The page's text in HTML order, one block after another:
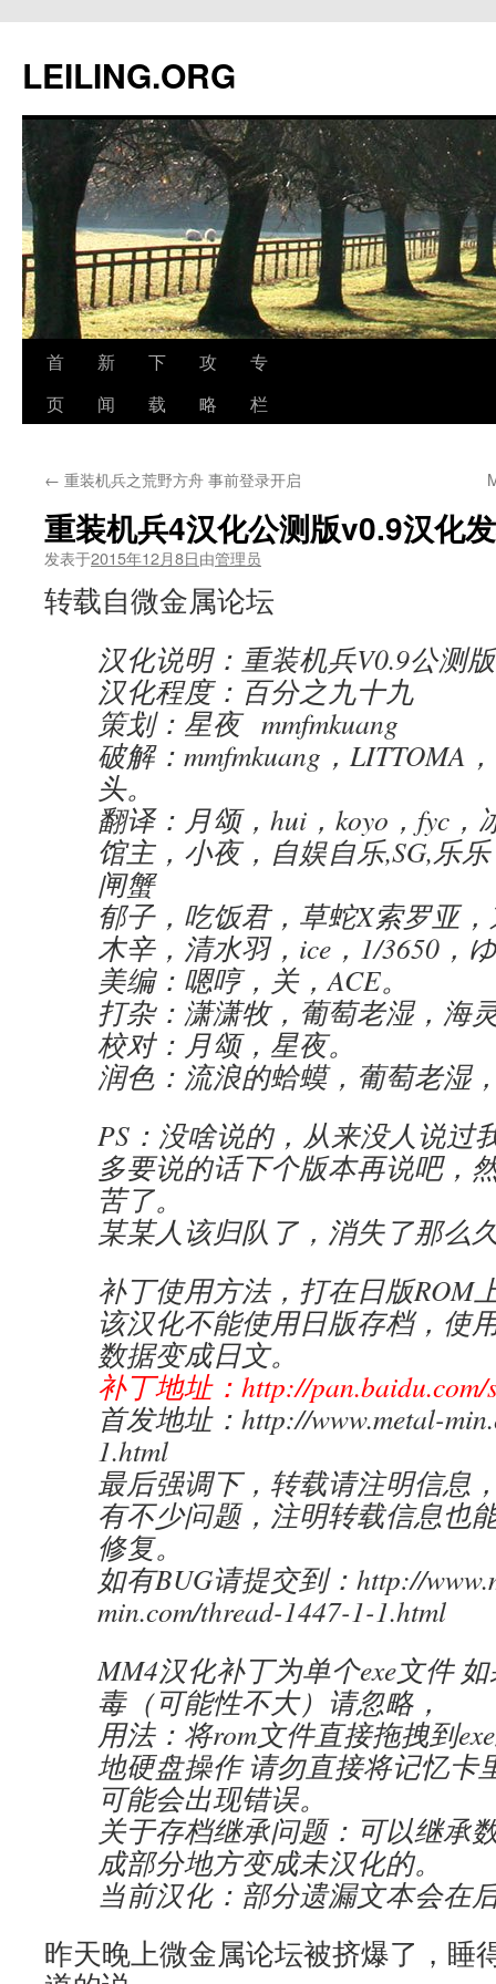
文
LEILING.ORG
首
页
新
闻
下
载
攻
略
专
栏
← 重装机兵之荒野方舟 事前登录开启
重装机兵4汉化公测版v0.9汉化
发表于2015年12月8日由管理员
转载自微金属论坛
汉化说明：重装机兵V0.9公测版
汉化程度：百分之九十九
策划：星夜 mmfmkuang
破解：mmfmkuang，LITTOMA
头。
翻译：月颂，hui，koyo，fyc，
馆主，小夜，自娱自乐,SG,乐
闸蟹
郁子，吃饭君，草蛇X索罗亚
木辛，清水羽，ice，1/3650，
美编：嗯哼，关，ACE。
打杂：潇潇牧，葡萄老湿，海
校对：月颂，星夜。
润色：流浪的蛤蟆，葡萄老湿
PS：没啥说的，从来没人说过
多要说的话下个版本再说吧，
苦了。
某某人该归队了，消失了那么
补丁使用方法，打在日版ROM
该汉化不能使用日版存档，使
数据变成日文。
补丁地址：http://pan.baidu.com/
首发地址：http://www.metal-
1.html
最后强调下，转载请注明信息
有不少问题，注明转载信息也
修复。
如有BUG请提交到：http://
min.com/thread-1447-1-1.html
MM4汉化补丁为单个exe文件
毒（可能性不大）请忽略，
用法：将rom文件直接拖拽到
地硬盘操作 请勿直接将记忆卡
可能会出现错误。
关于存档继承问题：可以继承
成部分地方变成未汉化的。
当前汉化：部分遗漏文本会在
昨天晚上微金属论坛被挤爆了，